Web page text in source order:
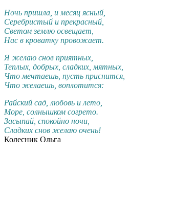
Ночь пришла, и месяц ясный,
Серебристый и прекрасный,
Светом землю освещает,
Нас в кроватку провожает.
Я желаю снов приятных,
Теплых, добрых, сладких, мятных,
Что мечтаешь, пусть приснится,
Что желаешь, воплотится:
Райский сад, любовь и лето,
Море, солнышком согрето.
Засыпай, спокойно ночи,
Сладких снов желаю очень!
Колесник Ольга